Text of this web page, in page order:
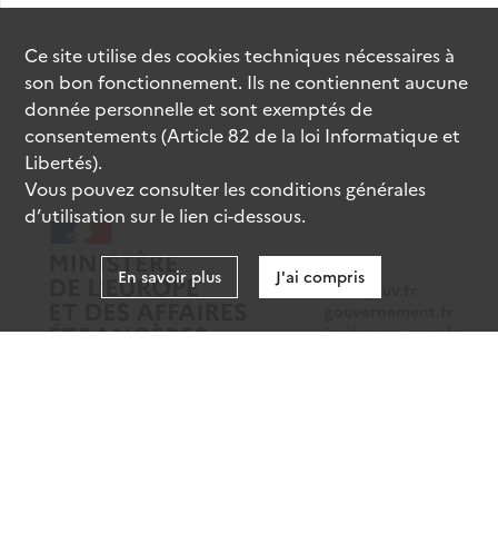
data.gouv.fr
legifrance.gouv.fr
Ce site utilise descookiestechniques nécessaires à
son bon fonctionnement. Ils ne contiennent aucune
donnée personnelle et sont exemptés de
consentements (Article 82 de la loi Informatique et
Libertés).
Vous pouvez consulter les conditions générales
d’utilisation sur le lien ci-dessous.
En savoir plus J'ai compris